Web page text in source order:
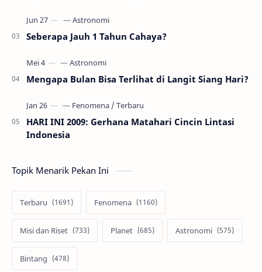
Seberapa Jauh 1 Tahun Cahaya?
Mengapa Bulan Bisa Terlihat di Langit Siang Hari?
HARI INI 2009: Gerhana Matahari Cincin Lintasi
Indonesia
Topik Menarik Pekan Ini
Terbaru Fenomena
Misi dan Riset Planet Astronomi
Bintang